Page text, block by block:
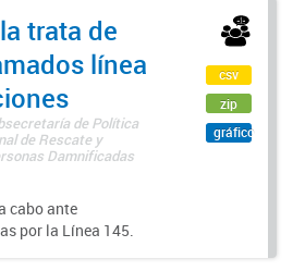
trata de
línea
de Política
de Rescate y
Damnificadas
cabo ante
por la Línea 145.
csv
zip
gráfico